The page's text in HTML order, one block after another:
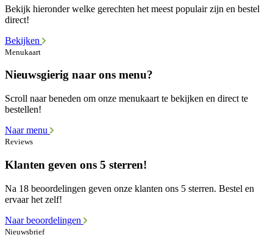
Bekijk hieronder welke gerechten het meest populair zijn en bestel
direct!
Bekijken
Menukaart
Nieuwsgierig naar ons menu?
Scroll naar beneden om onze menukaart te bekijken en direct te
bestellen!
Naar menu
Reviews
Klanten geven ons 5 sterren!
Na 18 beoordelingen geven onze klanten ons 5 sterren. Bestel en
ervaar het zelf!
Naar beoordelingen
Nieuwsbrief